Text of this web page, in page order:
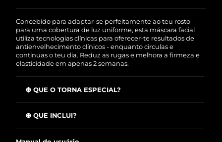
significa que se você tiver qualquer problema até
2 anos após a compra, a FOREO substituirá seu
produto gratuitamente.*exceto pelo Luna FOFO
e Luna Play plus cuja garantia é de 90 dias.
Concebido para adaptar-se perfeitamente ao teu rosto
para uma cobertura de luz uniforme, esta máscara facial
utiliza tecnologias clínicas para oferecer-te resultados de
antienvelhecimento clínicos - enquanto circulas e
continuas o teu dia. Reduz as rugas e melhora a firmeza e
elasticidade em apenas 2 semanas.
O QUE O TORNA ESPECIAL?
avançados de envelhecimento, a hiperpigmentação e a
O QUE INCLUI?